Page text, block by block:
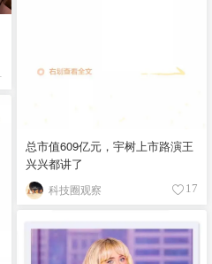
总市值609亿元，宇树上市路演王
兴兴都讲了
科技圈观察 17